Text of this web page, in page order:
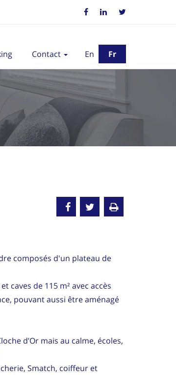
En Fr
Contact
composés d'un plateau de
caves de 115 m² avec accès
pouvant aussi être aménagé
d’Or mais au calme, écoles,
Smatch, coiffeur et